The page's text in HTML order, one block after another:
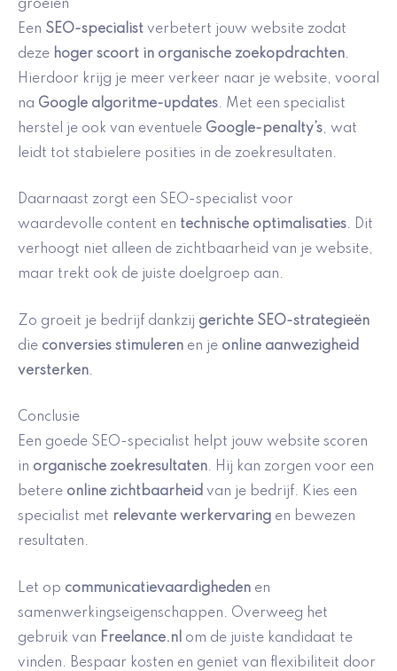
groeien
Een SEO-specialist verbetert jouw website zodat
deze hoger scoort in organische zoekopdrachten.
Hierdoor krijg je meer verkeer naar je website, vooral
na Google algoritme-updates. Met een specialist
herstel je ook van eventuele Google-penalty’s, wat
leidt tot stabielere posities in de zoekresultaten.
Daarnaast zorgt een SEO-specialist voor
waardevolle content en technische optimalisaties. Dit
verhoogt niet alleen de zichtbaarheid van je website,
maar trekt ook de juiste doelgroep aan.
Zo groeit je bedrijf dankzij gerichte SEO-strategieën
die conversies stimuleren en je online aanwezigheid
versterken.
Conclusie
Een goede SEO-specialist helpt jouw website scoren
in organische zoekresultaten. Hij kan zorgen voor een
betere online zichtbaarheid van je bedrijf. Kies een
specialist met relevante werkervaring en bewezen
resultaten.
Let op communicatievaardigheden en
samenwerkingseigenschappen. Overweeg het
gebruik van Freelance.nl om de juiste kandidaat te
vinden. Bespaar kosten en geniet van flexibiliteit door